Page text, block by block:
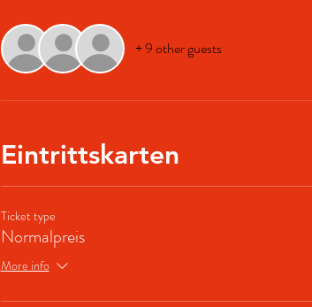
+ 9 other guests
Eintrittskarten
Ticket type
Normalpreis
More info